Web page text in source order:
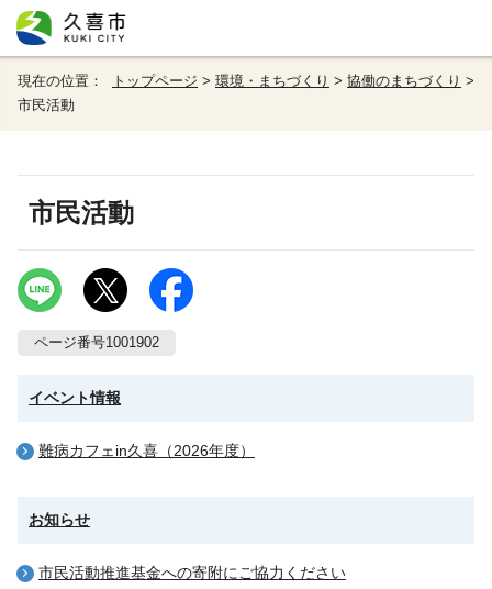
現在の位置： トップページ > 環境・まちづくり > 協働のまちづくり >
市民活動
市民活動
ページ番号1001902
イベント情報
難病カフェin久喜（2026年度）
お知らせ
市民活動推進基金への寄附にご協力ください